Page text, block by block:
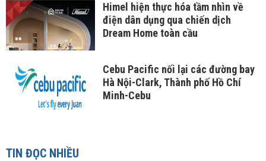
Himel hiện thực hóa tầm nhìn về
điện dân dụng qua chiến dịch
Dream Home toàn cầu
Cebu Pacific nối lại các đường bay
Hà Nội-Clark, Thành phố Hồ Chí
Minh-Cebu
TIN ĐỌC NHIỀU